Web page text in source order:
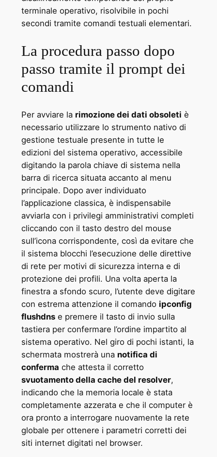
terminale operativo, risolvibile in pochi
secondi tramite comandi testuali elementari.
La procedura passo dopo
passo tramite il prompt dei
comandi
Per avviare la rimozione dei dati obsoleti è
necessario utilizzare lo strumento nativo di
gestione testuale presente in tutte le
edizioni del sistema operativo, accessibile
digitando la parola chiave di sistema nella
barra di ricerca situata accanto al menu
principale. Dopo aver individuato
l’applicazione classica, è indispensabile
avviarla con i privilegi amministrativi completi
cliccando con il tasto destro del mouse
sull’icona corrispondente, così da evitare che
il sistema blocchi l’esecuzione delle direttive
di rete per motivi di sicurezza interna e di
protezione dei profili. Una volta aperta la
finestra a sfondo scuro, l’utente deve digitare
con estrema attenzione il comando ipconfig
flushdnse premere il tasto di invio sulla
tastiera per confermare l’ordine impartito al
sistema operativo. Nel giro di pochi istanti, la
schermata mostrerà una notifica di
conferma che attesta il corretto
svuotamento della cache del resolver,
indicando che la memoria locale è stata
completamente azzerata e che il computer è
ora pronto a interrogare nuovamente la rete
globale per ottenere i parametri corretti dei
siti internet digitati nel browser.